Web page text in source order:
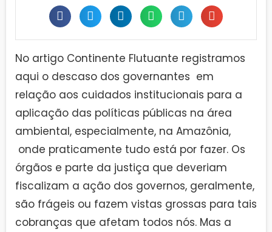
No artigo Continente Flutuante registramos
aqui o descaso dos governantes em
relação aos cuidados institucionais para a
aplicação das políticas públicas na área
ambiental, especialmente, na Amazônia,
onde praticamente tudo está por fazer. Os
órgãos e parte da justiça que deveriam
fiscalizam a ação dos governos, geralmente,
são frágeis ou fazem vistas grossas para tais
cobranças que afetam todos nós. Mas a